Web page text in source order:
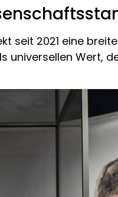
seit 2021 eine
universellen Wert,